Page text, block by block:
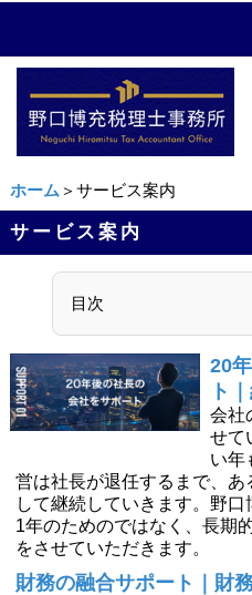
ホーム＞サービス案内
サービス案内
目次
20
ト
会社
せて
い年
営は社長が退任するまで、
して継続していきます。野
1年のためのではなく、長期
をさせていただきます。
財務の融合サポート｜財